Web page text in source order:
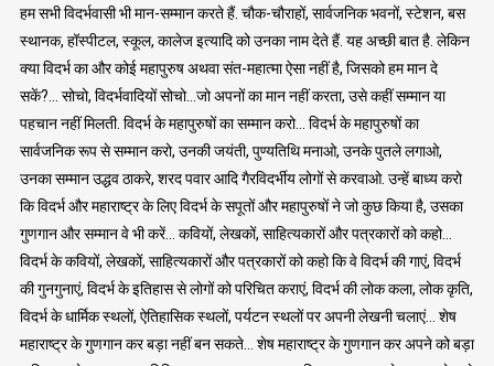
हम सभी विदर्भवासी भी मान-सम्मान करते हैं. चौक-चौराहों, सार्वजनिक भवनों, स्टेशन, बस
स्थानक, हॉस्पीटल, स्कूल, कालेज इत्यादि को उनका नाम देते हैं. यह अच्छी बात है. लेकिन
क्या विदर्भ का और कोई महापुरुष अथवा संत-महात्मा ऐसा नहीं है, जिसको हम मान दे
सकें?… सोचो, विदर्भवादियों सोचो…जो अपनों का मान नहीं करता, उसे कहीं सम्मान या
पहचान नहीं मिलती. विदर्भ के महापुरुषों का सम्मान करो… विदर्भ के महापुरुषों का
सार्वजनिक रूप से सम्मान करो, उनकी जयंती, पुण्यतिथि मनाओ, उनके पुतले लगाओ,
उनका सम्मान उद्धव ठाकरे, शरद पवार आदि गैरविदर्भीय लोगों से करवाओ. उन्हें बाध्य करो
कि विदर्भ और महाराष्ट्र के लिए विदर्भ के सपूतों और महापुरुषों ने जो कुछ किया है, उसका
गुणगान और सम्मान वे भी करें… कवियों, लेखकों, साहित्यकारों और पत्रकारों को कहो…
विदर्भ के कवियों, लेखकों, साहित्यकारों और पत्रकारों को कहो कि वे विदर्भ की गाएं, विदर्भ
की गुनगुनाएं, विदर्भ के इतिहास से लोगों को परिचित कराएं, विदर्भ की लोक कला, लोक कृति,
विदर्भ के धार्मिक स्थलों, ऐतिहासिक स्थलों, पर्यटन स्थलों पर अपनी लेखनी चलाएं… शेष
महाराष्ट्र के गुणगान कर बड़ा नहीं बन सकते… शेष महाराष्ट्र के गुणगान कर अपने को बड़ा